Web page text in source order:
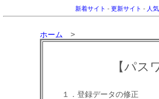
新着サイト - 更新サイト - 人
ホーム >
【パス
１．登録データの修正